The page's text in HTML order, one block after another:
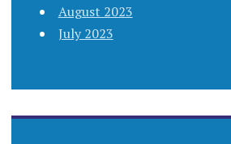
August 2023
July 2023